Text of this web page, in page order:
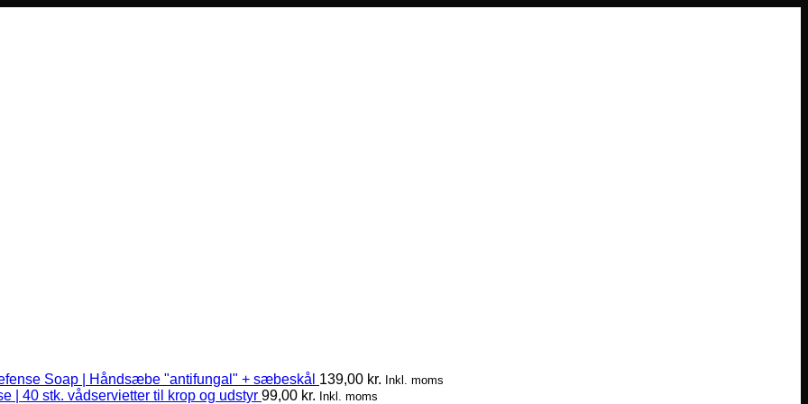
Soap | Håndsæbe "antifungal" + sæbeskål 139,00 kr. Inkl. moms
| 40 stk. vådservietter til krop og udstyr 99,00 kr. Inkl. moms